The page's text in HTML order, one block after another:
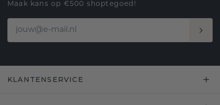
Maak kans op €500 shoptegoed!
KLANTENSERVICE